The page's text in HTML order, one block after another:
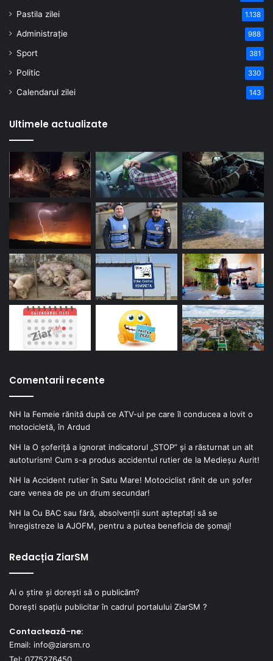
Pastila zilei 1.138
Administrație 988
Sport 381
Politic 330
Calendarul zilei 143
Ultimele actualizate
Comentarii recente
NH la Femeie rănită după ce ATV-ul pe care îl conducea a lovit o
motocicletă, în Ardud
NH la O șoferiță a ignorat indicatorul „STOP” și a răsturnat un alt
autoturism! Cum s-a produs accidentul rutier de la Medieșu Aurit!
NH la Accident rutier în Satu Mare! Motociclist rănit de un șofer
care venea de pe un drum secundar!
NH la Cu BAC sau fără, absolvenții sunt așteptați să se
înregistreze la AJOFM, pentru a putea beneficia de șomaj!
Redacția ZiarSM
Ai o știre și dorești să o publicăm?
Dorești spațiu publicitar în cadrul portalului ZiarSM ?
Contactează-ne:
Email: info@ziarsm.ro